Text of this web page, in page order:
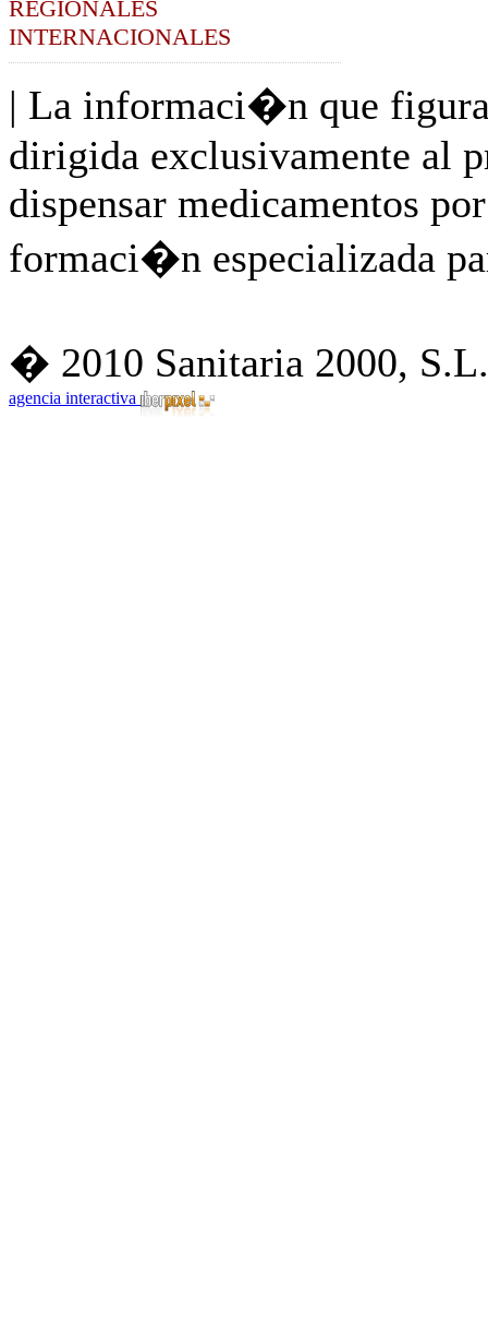
REGIONALES
INTERNACIONALES
| La informaci�n que
dirigida exclusivamente al
dispensar medicamentos
formaci�n especializada
� 2010 Sanitaria 2000,
agencia interactiva